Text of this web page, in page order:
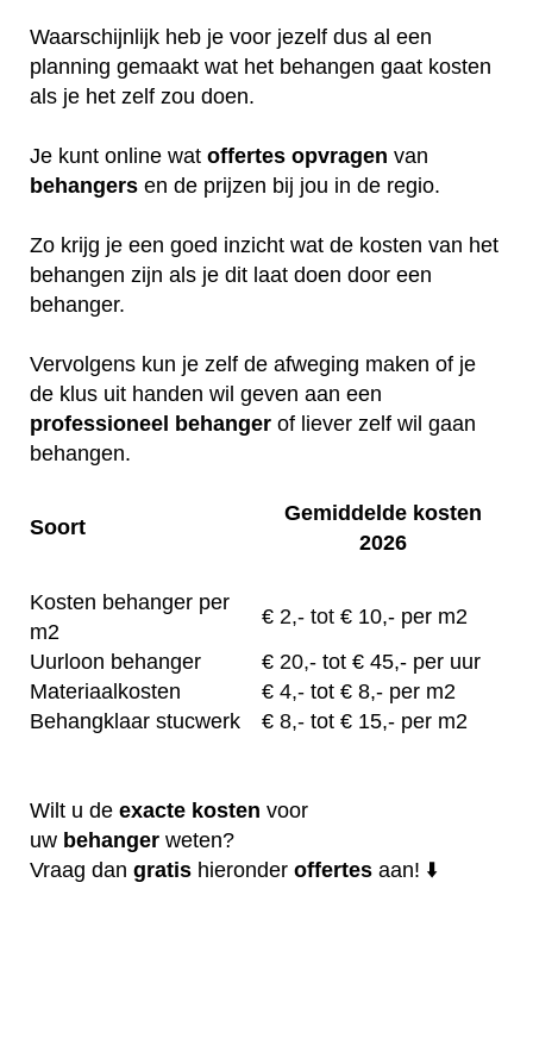
Waarschijnlijk heb je voor jezelf dus al een
planning gemaakt wat het behangen gaat kosten
als je het zelf zou doen.
Je kunt online wat offertes opvragen van
behangers en de prijzen bij jou in de regio.
Zo krijg je een goed inzicht wat de kosten van het
behangen zijn als je dit laat doen door een
behanger.
Vervolgens kun je zelf de afweging maken of je
de klus uit handen wil geven aan een
professioneel behanger of liever zelf wil gaan
behangen.
Soort
Gemiddelde kosten
2026
Kosten behanger per
m2
€ 2,- tot € 10,- per m2
Uurloon behanger
€ 20,- tot € 45,- per uur
Materiaalkosten
€ 4,- tot € 8,- per m2
Behangklaar stucwerk
€ 8,- tot € 15,- per m2
Wilt u de exacte kosten voor
uw behanger weten?
Vraag dan gratis hieronder offertes aan! ⬇️